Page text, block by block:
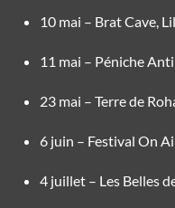
10 mai – Brat Cave,
11 mai – Péniche
23 mai – Terre de
6 juin – Festival On
4 juillet – Les Belles